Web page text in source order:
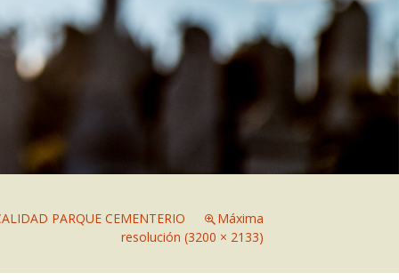
Antiguos Cementerios
Historia del cementerio de Villa
Sandín
PARQUE CEMENTERIO
Máxima
resolución (3200 × 2133)